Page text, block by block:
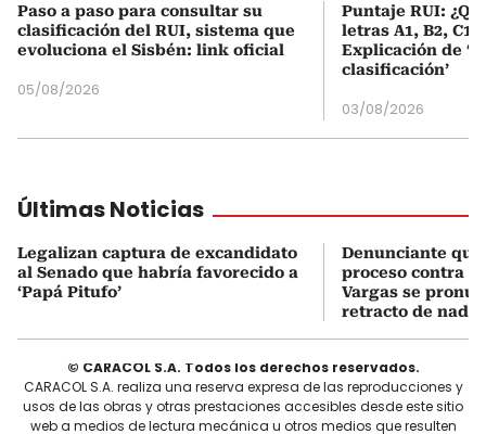
Paso a paso para consultar su
clasificación del RUI, sistema que
evoluciona el Sisbén: link oficial
05/08/2026
Puntaje RUI:
letras A1, B2, C1
Explicación de
clasificación’
03/08/2026
Últimas Noticias
Legalizan captura de excandidato
al Senado que habría favorecido a
‘Papá Pitufo’
Denunciante
proceso contra
Vargas se
retracto de nada”
© CARACOL S.A. Todos los derechos reservados.
CARACOL S.A. realiza una reserva expresa de las reproducciones y
usos de las obras y otras prestaciones accesibles desde este sitio
web a medios de lectura mecánica u otros medios que resulten